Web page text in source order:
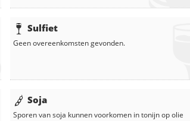
Sulfiet
Geen overeenkomsten gevonden.
Soja
Sporen van soja kunnen voorkomen intonijn op olie